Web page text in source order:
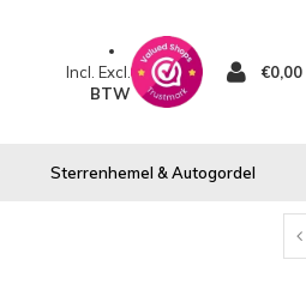
Incl. Excl.
BTW
€0,00
Sterrenhemel & Autogordel